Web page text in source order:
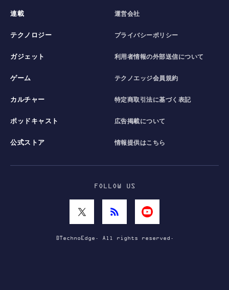
連載
テクノロジー
ガジェット
ゲーム
カルチャー
ポッドキャスト
公式ストア
運営会社
プライバシーポリシー
利用者情報の外部送信について
テクノエッジ会員規約
特定商取引法に基づく表記
広告掲載について
情報提供はこちら
FOLLOW US
©TechnoEdge. All rights reserved.